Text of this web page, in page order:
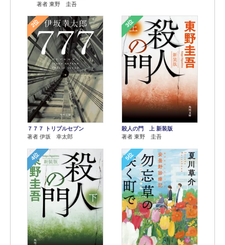
著者 東野 圭吾
2位
７７７ トリプルセブン
著者 伊坂 幸太郎
3位
殺人の門 上 新装版
著者 東野 圭吾
4位 5位